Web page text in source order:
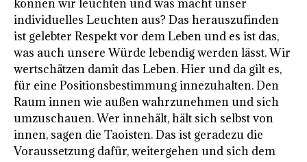
können wir leuchten und was macht unser
individuelles Leuchten aus? Das herauszufinden
ist gelebter Respekt vor dem Leben und es ist das,
was auch unsere Würde lebendig werden lässt. Wir
wertschätzen damit das Leben. Hier und da gilt es,
für eine Positionsbestimmung innezuhalten. Den
Raum innen wie außen wahrzunehmen und sich
umzuschauen. Wer innehält, hält sich selbst von
innen, sagen die Taoisten. Das ist geradezu die
Voraussetzung dafür, weitergehen und sich dem